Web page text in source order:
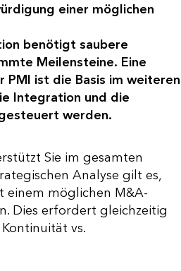
einer möglichen
benötigt saubere
Meilensteine. Eine
PMI ist die Basis im weiteren
Integration und die
werden.
Sie im gesamten
Analyse gilt es,
einem möglichen M&A-
Dies erfordert gleichzeitig
vs.